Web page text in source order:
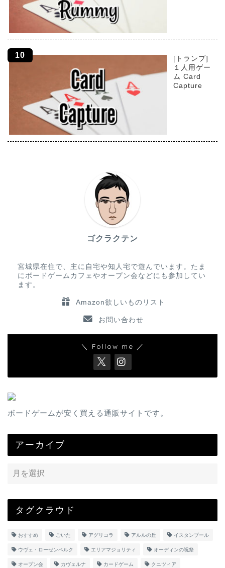
[トランプ]
１人用ゲー
ム Card
Capture
ゴクラクテン
宮城県在住で、主に自宅や知人宅で遊んでいます。たま
にボードゲームカフェやオープン会などにも参加してい
ます。
Amazon欲しいものリスト
お問い合わせ
＼ Follow me ／
ボードゲームが安く買える通販サイトです。
アーカイブ
タグクラウド
おすすめ ごいた アグリコラ アルルの丘 イスタンブール
ウヴェ・ローゼンベルク エリアマジョリティ オーディンの祝祭
オープン会 カヴェルナ カードゲーム クニツィア